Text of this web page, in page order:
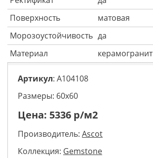
Поверхность
матовая
Морозоустойчивость да
Материал
керамогранит
Артикул: A104108
Размеры: 60х60
Цена: 5336 р/м2
Производитель: Ascot
Коллекция: Gemstone